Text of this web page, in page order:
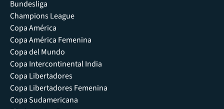
Bundesliga
Champions League
Copa América
Copa América Femenina
Copa del Mundo
Copa Intercontinental India
Copa Libertadores
Copa Libertadores Femenina
Copa Sudamericana